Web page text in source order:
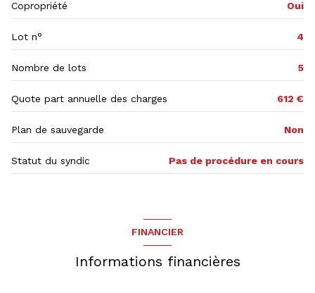
exposition Ouest
1 niveau(x)
3 étage(s)
vue Cour et maison voisine
Copropriété Oui
Lot n° 4
Nombre de lots 5
Quote part annuelle des charges 612 €
Plan de sauvegarde Non
Statut du syndic Pas de procédure en cours
FINANCIER
Informations financières